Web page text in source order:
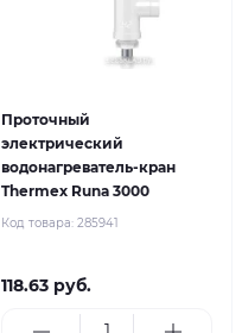
Проточный
электрический
водонагреватель-кран
Thermex Runa 3000
Код товара: 285941
118.63 руб.